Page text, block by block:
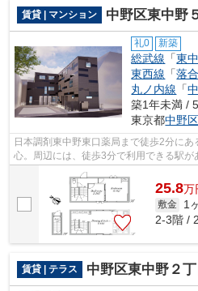
賃貸 | マンション 中野区東中野
礼0 新築
総武線 「東
東西線 「落合
丸ノ内線 「
築1年未満 /
東京都中野
日本調剤東中野東口薬局まで徒歩2分に
心。周辺には、徒歩3分で利用できる駅が
です。アクセスには中野区エリアの賃貸
25.8万
敷金 1
2-3階 /
賃貸 | テラス 中野区東中野２